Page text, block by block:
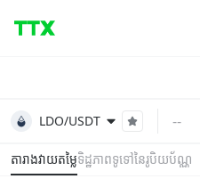
LDO/USDT --
តារាងវាយតម្លៃទិដ្ឋភាពទូទៅនៃរូបិយប័ណ្ណ